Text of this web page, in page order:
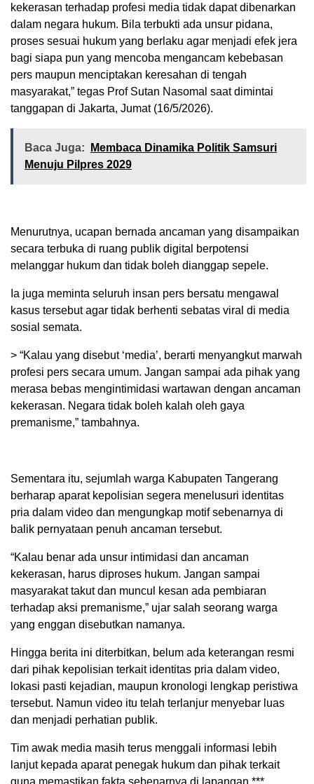
kekerasan terhadap profesi media tidak dapat dibenarkan
dalam negara hukum. Bila terbukti ada unsur pidana,
proses sesuai hukum yang berlaku agar menjadi efek jera
bagi siapa pun yang mencoba mengancam kebebasan
pers maupun menciptakan keresahan di tengah
masyarakat,” tegas Prof Sutan Nasomal saat dimintai
tanggapan di Jakarta, Jumat (16/5/2026).
Baca Juga:
Membaca Dinamika Politik Samsuri
Menuju Pilpres 2029
Menurutnya, ucapan bernada ancaman yang disampaikan
secara terbuka di ruang publik digital berpotensi
melanggar hukum dan tidak boleh dianggap sepele.
Ia juga meminta seluruh insan pers bersatu mengawal
kasus tersebut agar tidak berhenti sebatas viral di media
sosial semata.
> “Kalau yang disebut ‘media’, berarti menyangkut marwah
profesi pers secara umum. Jangan sampai ada pihak yang
merasa bebas mengintimidasi wartawan dengan ancaman
kekerasan. Negara tidak boleh kalah oleh gaya
premanisme,” tambahnya.
Sementara itu, sejumlah warga Kabupaten Tangerang
berharap aparat kepolisian segera menelusuri identitas
pria dalam video dan mengungkap motif sebenarnya di
balik pernyataan penuh ancaman tersebut.
“Kalau benar ada unsur intimidasi dan ancaman
kekerasan, harus diproses hukum. Jangan sampai
masyarakat takut dan muncul kesan ada pembiaran
terhadap aksi premanisme,” ujar salah seorang warga
yang enggan disebutkan namanya.
Hingga berita ini diterbitkan, belum ada keterangan resmi
dari pihak kepolisian terkait identitas pria dalam video,
lokasi pasti kejadian, maupun kronologi lengkap peristiwa
tersebut. Namun video itu telah terlanjur menyebar luas
dan menjadi perhatian publik.
Tim awak media masih terus menggali informasi lebih
lanjut kepada aparat penegak hukum dan pihak terkait
guna memastikan fakta sebenarnya di lapangan.***